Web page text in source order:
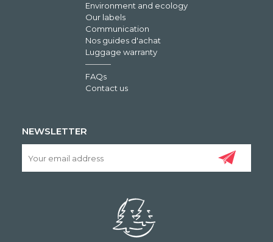
Environment and ecology
Our labels
Communication
Nos guides d'achat
Luggage warranty
FAQs
Contact us
NEWSLETTER